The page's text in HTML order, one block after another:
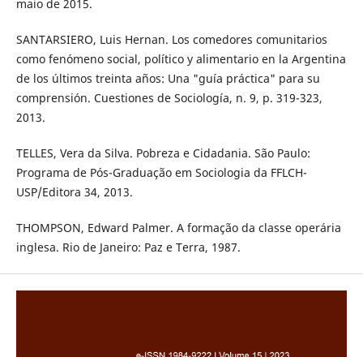
maio de 2015.
SANTARSIERO, Luis Hernan. Los comedores comunitarios
como fenómeno social, político y alimentario en la Argentina
de los últimos treinta años: Una "guía práctica" para su
comprensión. Cuestiones de Sociología, n. 9, p. 319-323,
2013.
TELLES, Vera da Silva. Pobreza e Cidadania. São Paulo:
Programa de Pós-Graduação em Sociologia da FFLCH-
USP/Editora 34, 2013.
THOMPSON, Edward Palmer. A formação da classe operária
inglesa. Rio de Janeiro: Paz e Terra, 1987.